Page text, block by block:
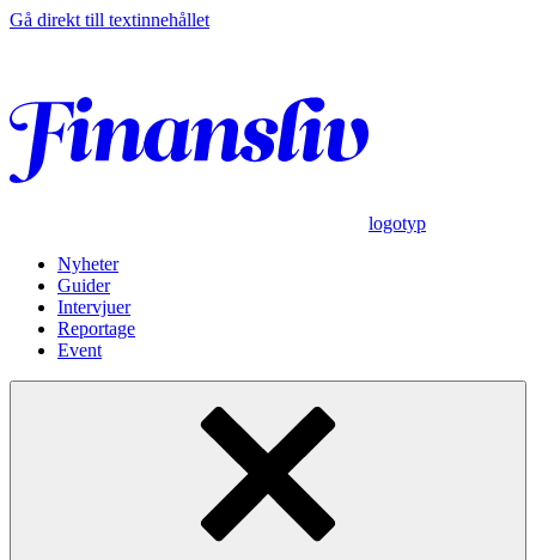
Gå direkt till textinnehållet
logotyp
Nyheter
Guider
Intervjuer
Reportage
Event